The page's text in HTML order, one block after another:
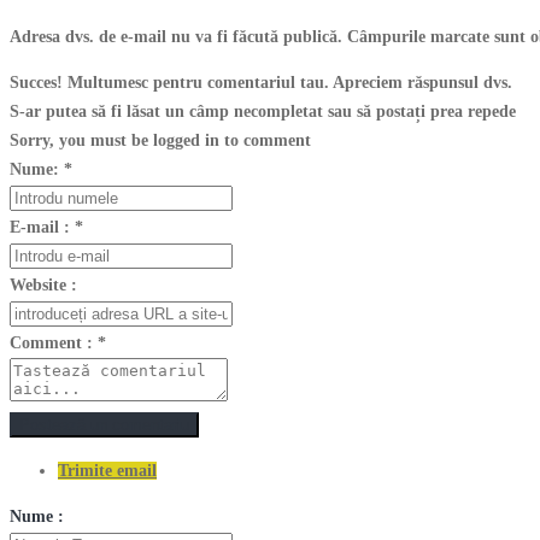
Adresa dvs. de e-mail nu va fi făcută publică. Câmpurile marcate sunt
Succes! Multumesc pentru comentariul tau. Apreciem răspunsul dvs.
S-ar putea să fi lăsat un câmp necompletat sau să postați prea repede
Sorry, you must be logged in to comment
Nume: *
E-mail : *
Website :
Comment : *
Trimite email
Nume :